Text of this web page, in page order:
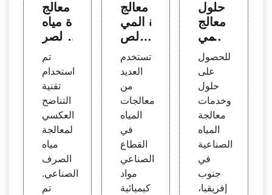
معالج
ة مياه
الصر
صناع
ي باس
تخدام
العك
س
تم
استخدام
تقنية
التناضح
العكسي
لمعالجة
مياه
الصرف
الصناعي.
تم
معالج
ة المي
اه الص
تستخدم
العديد
من
معالجات
المياه
في
القطاع
الصناعي
مواد
كيميائية
حلول
معالج
ة المي
اه الص
ناعية
للحصول
على
حلول
وخدمات
معالجة
المياه
الصناعية
في
جنوب
إفريقيا،